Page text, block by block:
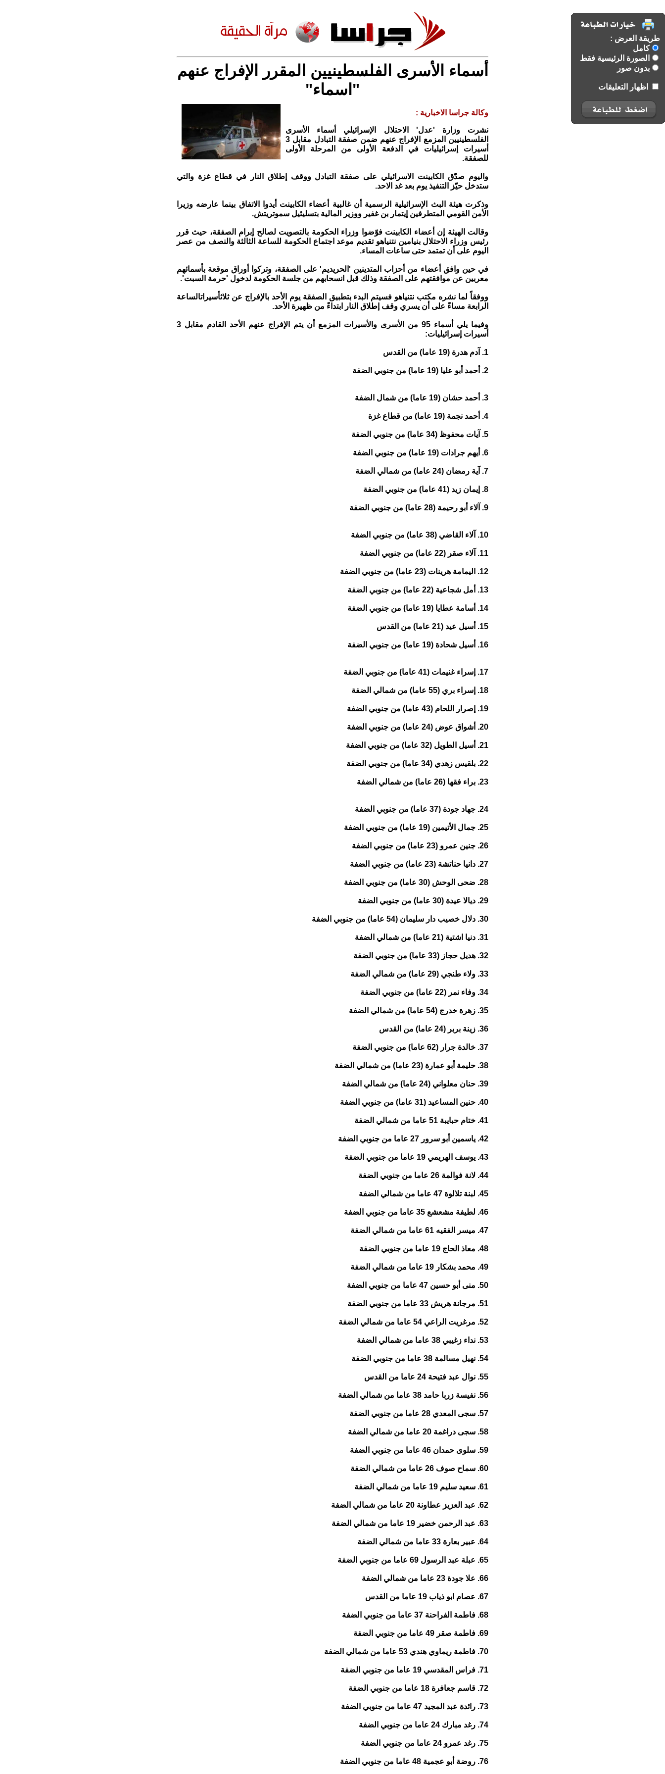
طريقة العرض :
كامل
الصورة الرئيسية فقط
بدون صور
اظهار التعليقات
أسماء الأسرى الفلسطينيين المقرر الإفراج عنهم
"اسماء"
وكالة جراسا الاخبارية :
نشرت وزارة 'عدل' الاحتلال الإسرائيلي أسماء الأسرى
الفلسطينيين المزمع الإفراج عنهم ضمن صفقة التبادل مقابل 3
أسيرات إسرائيليات في الدفعة الأولى من المرحلة الأولى
للصفقة.
واليوم صدّق الكابينت الاسرائيلي على صفقة التبادل ووقف إطلاق النار في قطاع غزة والتي
ستدخل حيّز التنفيذ يوم بعد غد الاحد.
وذكرت هيئة البث الإسرائيلية الرسمية أن غالبية أعضاء الكابينت أيدوا الاتفاق بينما عارضه وزيرا
الأمن القومي المتطرفين إيتمار بن غفير ووزير المالية بتسليئيل سموتريتش.
وقالت الهيئة إن أعضاء الكابينت فوّضوا وزراء الحكومة بالتصويت لصالح إبرام الصفقة، حيث قرر
رئيس وزراء الاحتلال بنيامين نتنياهو تقديم موعد اجتماع الحكومة للساعة الثالثة والنصف من عصر
اليوم على أن تمتمد حتى ساعات المساء.
في حين وافق أعضاء من أحزاب المتدينين 'الحريديم' على الصفقة، وتركوا أوراق موقعة بأسمائهم
معربين عن موافقتهم على الصفقة وذلك قبل انسحابهم من جلسة الحكومة لدخول 'حرمة السبت'.
ووفقاً لما نشره مكتب نتنياهو فسيتم البدء بتطبيق الصفقة يوم الأحد بالإفراج عن ثلاثأسيراتالساعة
الرابعة مساءً على أن يسري وقف إطلاق النار ابتداءً من ظهيرة الأحد.
وفيما يلي أسماء 95 من الأسرى والأسيرات المزمع أن يتم الإفراج عنهم الأحد القادم مقابل 3
أسيرات إسرائيليات:
1. آدم هدرة (19 عاما) من القدس
2. أحمد أبو عليا (19 عاما) من جنوبي الضفة
3. أحمد حشان (19 عاما) من شمال الضفة
4. أحمد نجمة (19 عاما) من قطاع غزة
5. آيات محفوظ (34 عاما) من جنوبي الضفة
6. أيهم جرادات (19 عاما) من جنوبي الضفة
7. آية رمضان (24 عاما) من شمالي الضفة
8. إيمان زيد (41 عاما) من جنوبي الضفة
9. آلاء أبو رحيمة (28 عاما) من جنوبي الضفة
10. آلاء القاضي (38 عاما) من جنوبي الضفة
11. آلاء صقر (22 عاما) من جنوبي الضفة
12. اليمامة هرينات (23 عاما) من جنوبي الضفة
13. أمل شجاعية (22 عاما) من جنوبي الضفة
14. أسامة عطايا (19 عاما) من جنوبي الضفة
15. أسيل عيد (21 عاما) من القدس
16. أسيل شحادة (19 عاما) من جنوبي الضفة
17. إسراء غنيمات (41 عاما) من جنوبي الضفة
18. إسراء بري (55 عاما) من شمالي الضفة
19. إصرار اللحام (43 عاما) من جنوبي الضفة
20. أشواق عوض (24 عاما) من جنوبي الضفة
21. أسيل الطويل (32 عاما) من جنوبي الضفة
22. بلقيس زهدي (34 عاما) من جنوبي الضفة
23. براء فقها (26 عاما) من شمالي الضفة
24. جهاد جودة (37 عاما) من جنوبي الضفة
25. جمال الأتيمين (19 عاما) من جنوبي الضفة
26. جنين عمرو (23 عاما) من جنوبي الضفة
27. دانيا حناتشة (23 عاما) من جنوبي الضفة
28. ضحى الوحش (30 عاما) من جنوبي الضفة
29. ديالا عيدة (30 عاما) من جنوبي الضفة
30. دلال خصيب دار سليمان (54 عاما) من جنوبي الضفة
31. دنيا اشتية (21 عاما) من شمالي الضفة
32. هديل حجاز (33 عاما) من جنوبي الضفة
33. ولاء طنجي (29 عاما) من شمالي الضفة
34. وفاء نمر (22 عاما) من جنوبي الضفة
35. زهرة خدرج (54 عاما) من شمالي الضفة
36. زينة بربر (24 عاما) من القدس
37. خالدة جرار (62 عاما) من جنوبي الضفة
38. حليمة أبو عمارة (23 عاما) من شمالي الضفة
39. حنان معلواني (24 عاما) من شمالي الضفة
40. حنين المساعيد (31 عاما) من جنوبي الضفة
41. ختام حبايبة 51 عاما من شمالي الضفة
42. ياسمين أبو سرور 27 عاما من جنوبي الضفة
43. يوسف الهريمي 19 عاما من جنوبي الضفة
44. لانة فوالمة 26 عاما من جنوبي الضفة
45. لبنة تلالوة 47 عاما من شمالي الضفة
46. لطيفة مشعشع 35 عاما من جنوبي الضفة
47. ميسر الفقيه 61 عاما من شمالي الضفة
48. معاذ الحاج 19 عاما من جنوبي الضفة
49. محمد بشكار 19 عاما من شمالي الضفة
50. منى أبو حسين 47 عاما من جنوبي الضفة
51. مرجانة هريش 33 عاما من جنوبي الضفة
52. مرغريت الراعي 54 عاما من شمالي الضفة
53. نداء زغيبي 38 عاما من شمالي الضفة
54. نهيل مسالمة 38 عاما من جنوبي الضفة
55. نوال عبد فتيحة 24 عاما من القدس
56. نفيسة زربا حامد 38 عاما من شمالي الضفة
57. سجى المعدي 28 عاما من جنوبي الضفة
58. سجى دراغمة 20 عاما من شمالي الضفة
59. سلوى حمدان 46 عاما من جنوبي الضفة
60. سماح صوف 26 عاما من شمالي الضفة
61. سعيد سليم 19 عاما من شمالي الضفة
62. عبد العزيز عطاونة 20 عاما من شمالي الضفة
63. عبد الرحمن خضير 19 عاما من شمالي الضفة
64. عبير بعارة 33 عاما من شمالي الضفة
65. عبلة عبد الرسول 69 عاما من جنوبي الضفة
66. علا جودة 23 عاما من شمالي الضفة
67. عصام ابو ذياب 19 عاما من القدس
68. فاطمة الفراحنة 37 عاما من جنوبي الضفة
69. فاطمة صقر 49 عاما من جنوبي الضفة
70. فاطمة ريماوي هندي 53 عاما من شمالي الضفة
71. فراس المقدسي 19 عاما من جنوبي الضفة
72. قاسم جعافرة 18 عاما من جنوبي الضفة
73. رائدة عبد المجيد 47 عاما من جنوبي الضفة
74. رغد مبارك 24 عاما من جنوبي الضفة
75. رغد عمرو 24 عاما من جنوبي الضفة
76. روضة أبو عجمية 48 عاما من جنوبي الضفة